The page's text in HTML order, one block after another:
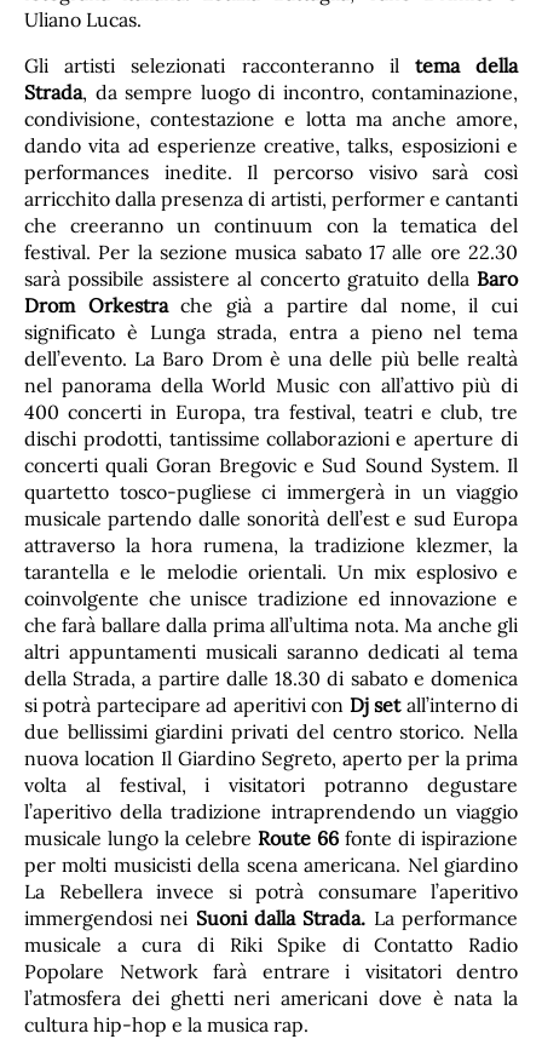
Uliano Lucas.
Gli artisti selezionati racconteranno il tema della
Strada, da sempre luogo di incontro, contaminazione,
condivisione, contestazione e lotta ma anche amore,
dando vita ad esperienze creative, talks, esposizioni e
performances inedite. Il percorso visivo sarà così
arricchito dalla presenza di artisti, performer e cantanti
che creeranno un continuum con la tematica del
festival. Per la sezione musica sabato 17 alle ore 22.30
sarà possibile assistere al concerto gratuito della Baro
Drom Orkestrache già a partire dal nome, il cui
significato è Lunga strada, entra a pieno nel tema
dell’evento. La Baro Drom è una delle più belle realtà
nel panorama della World Music con all’attivo più di
400 concerti in Europa, tra festival, teatri e club, tre
dischi prodotti, tantissime collaborazioni e aperture di
concerti quali Goran Bregovic e Sud Sound System. Il
quartetto tosco-pugliese ci immergerà in un viaggio
musicale partendo dalle sonorità dell’est e sud Europa
attraverso la hora rumena, la tradizione klezmer, la
tarantella e le melodie orientali. Un mix esplosivo e
coinvolgente che unisce tradizione ed innovazione e
che farà ballare dalla prima all’ultima nota. Ma anche gli
altri appuntamenti musicali saranno dedicati al tema
della Strada, a partire dalle 18.30 di sabato e domenica
si potrà partecipare ad aperitivi con Dj setall’interno di
due bellissimi giardini privati del centro storico. Nella
nuova location Il Giardino Segreto, aperto per la prima
volta al festival, i visitatori potranno degustare
l’aperitivo della tradizione intraprendendo un viaggio
musicale lungo la celebre Route 66 fonte di ispirazione
per molti musicisti della scena americana. Nel giardino
La Rebellera invece si potrà consumare l’aperitivo
immergendosi nei Suoni dalla Strada. La performance
musicale a cura di Riki Spike di Contatto Radio
Popolare Network farà entrare i visitatori dentro
l’atmosfera dei ghetti neri americani dove è nata la
cultura hip-hop e la musica rap.